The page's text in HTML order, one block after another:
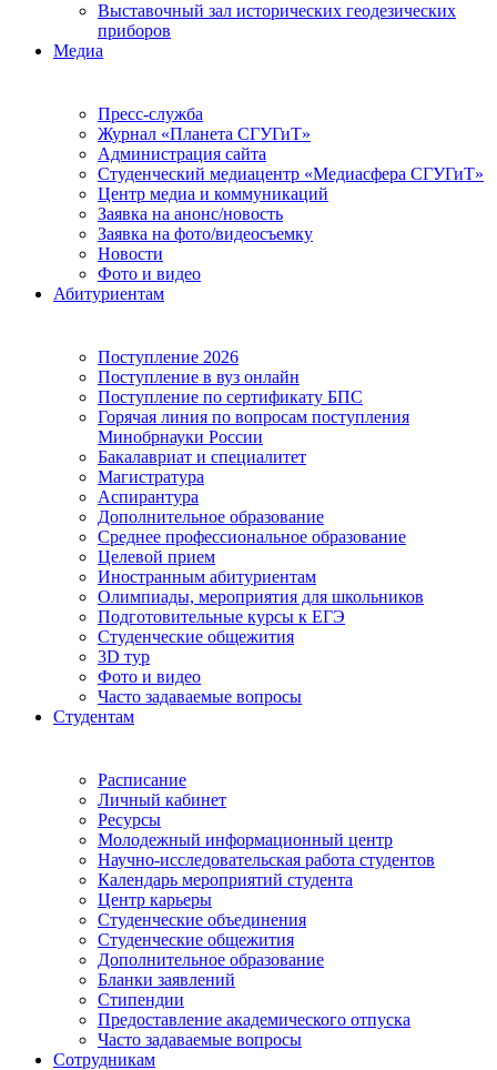
Выставочный зал исторических геодезических
приборов
Медиа
Пресс-служба
Журнал «Планета СГУГиТ»
Администрация сайта
Студенческий медиацентр «Медиасфера СГУГиТ»
Центр медиа и коммуникаций
Заявка на анонс/новость
Заявка на фото/видеосъемку
Новости
Фото и видео
Абитуриентам
Поступление 2026
Поступление в вуз онлайн
Поступление по сертификату БПС
Горячая линия по вопросам поступления
Минобрнауки России
Бакалавриат и специалитет
Магистратура
Аспирантура
Дополнительное образование
Среднее профессиональное образование
Целевой прием
Иностранным абитуриентам
Олимпиады, мероприятия для школьников
Подготовительные курсы к ЕГЭ
Студенческие общежития
3D тур
Фото и видео
Часто задаваемые вопросы
Студентам
Расписание
Личный кабинет
Ресурсы
Молодежный информационный центр
Научно-исследовательская работа студентов
Календарь мероприятий студента
Центр карьеры
Студенческие объединения
Студенческие общежития
Дополнительное образование
Бланки заявлений
Стипендии
Предоставление академического отпуска
Часто задаваемые вопросы
Сотрудникам